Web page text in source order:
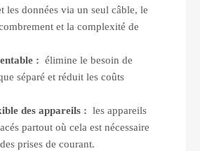
les données via un seul câble, le
et la complexité de
: élimine le besoin de
séparé et réduit les coûts
des appareils : les appareils
partout où cela est nécessaire
prises de courant.